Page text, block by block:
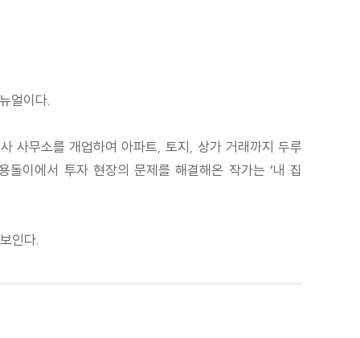
얼이다.
사무소를 개업하여 아파트, 토지, 상가 거래까지 두루
이에서 투자 현장의 문제를 해결해온 작가는 ‘내 집
인다.